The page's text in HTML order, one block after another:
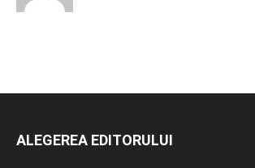
ALEGEREA EDITORULUI